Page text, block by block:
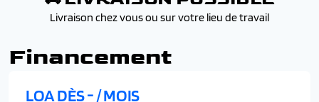
Livraison chez vous ou sur votre lieu de travail
Financement
LOA DÈS-/ MOIS